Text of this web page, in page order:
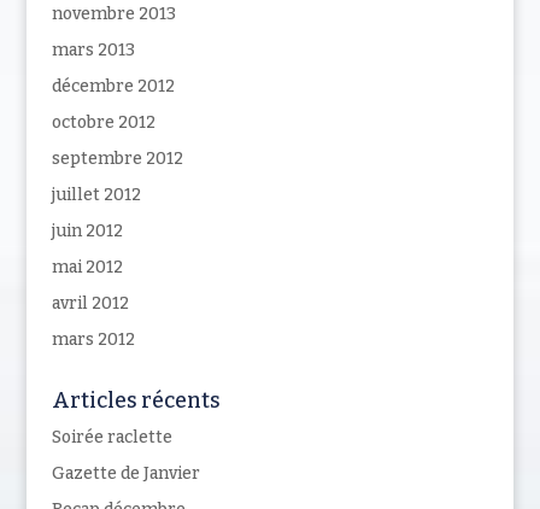
novembre 2013
mars 2013
décembre 2012
octobre 2012
septembre 2012
juillet 2012
juin 2012
mai 2012
avril 2012
mars 2012
Articles récents
Soirée raclette
Gazette de Janvier